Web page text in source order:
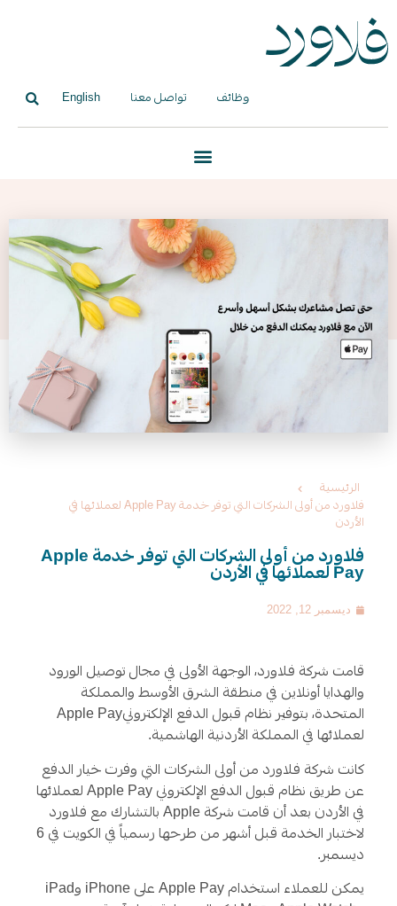
وظائف تواصل معنا English
الرئيسية
فلاورد من أولى الشركات التي توفر خدمة Apple Pay لعملائها في
الأردن
فلاورد من أولى الشركات التي توفر خدمة Apple
Pay لعملائها في الأردن
ديسمبر 12, 2022
قامت شركة فلاورد، الوجهة الأولى في مجال توصيل الورود
والهدايا أونلاين في منطقة الشرق الأوسط والمملكة
المتحدة، بتوفير نظام قبول الدفع الإلكترونيApple Pay
لعملائها في المملكة الأردنية الهاشمية.
كانت شركة فلاورد من أولى الشركات التي وفرت خيار الدفع
عن طريق نظام قبول الدفع الإلكتروني Apple Pay لعملائها
في الأردن بعد أن قامت شركة Apple بالتشارك مع فلاورد
لاختبار الخدمة قبل أشهر من طرحها رسمياً في الكويت في 6
ديسمبر.
يمكن للعملاء استخدام Apple Pay على iPhone وiPad